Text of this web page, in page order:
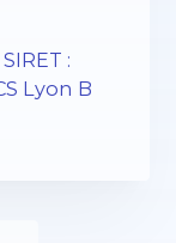
:
Lyon B